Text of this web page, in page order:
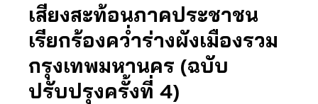
เสียงสะท้อนภาคประชาชน
เรียกร้องคว่ำร่างผังเมืองรวม
กรุงเทพมหานคร (ฉบับ
ปรับปรุงครั้งที่ 4)